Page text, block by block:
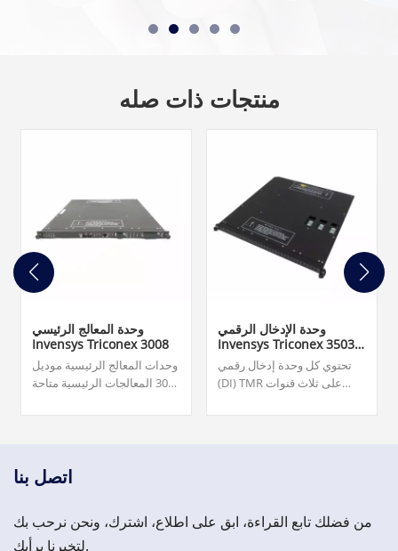
منتجات ذات صله
وحدة المعالج الرئيسي
Invensys Triconex 3008
وحدات المعالج الرئيسية موديل
3008 المعالجات الرئيسية متاحة
الأحدث. 4,200.00 دولار.
وحدة الإدخال الرقمي
Invensys Triconex 3503E
TMR
تحتوي كل وحدة إدخال رقمي
(DI) TMR على ثلاث قنوات
مستقل على معالجة جميع
اتصل بنا
من فضلك تابع القراءة، ابق على اطلاع، اشترك، ونحن نرحب بك
لتخبرنا برأيك.